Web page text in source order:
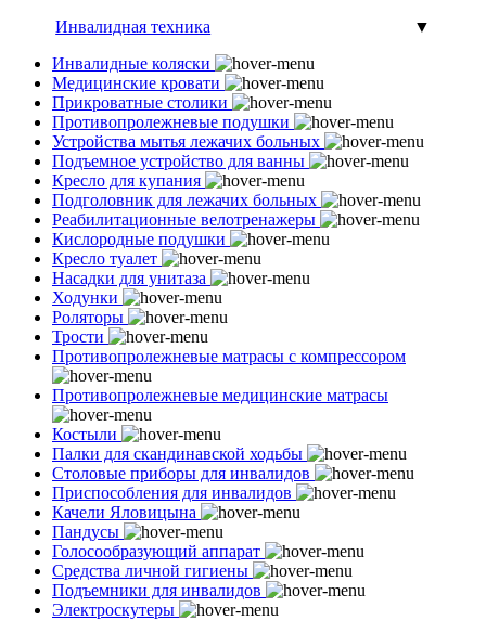
Инвалидная техника
▼
Инвалидные коляски
Медицинские кровати
Прикроватные столики
Противопролежневые подушки
Устройства мытья лежачих больных
Подъемное устройство для ванны
Кресло для купания
Подголовник для лежачих больных
Реабилитационные велотренажеры
Кислородные подушки
Кресло туалет
Насадки для унитаза
Ходунки
Роляторы
Трости
Противопролежневые матрасы с компрессором
Противопролежневые медицинские матрасы
Костыли
Палки для скандинавской ходьбы
Столовые приборы для инвалидов
Приспособления для инвалидов
Качели Яловицына
Пандусы
Голосообразующий аппарат
Средства личной гигиены
Подъемники для инвалидов
Электроскутеры